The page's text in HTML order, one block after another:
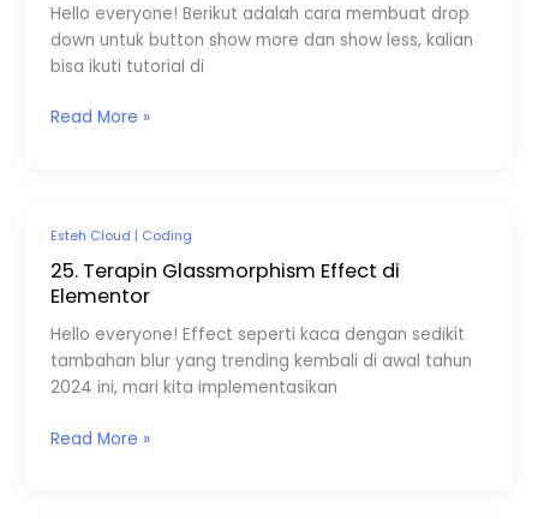
Hello everyone! Berikut adalah cara membuat drop
down untuk button show more dan show less, kalian
bisa ikuti tutorial di
Show
More
&
Less
Read More »
Esteh Cloud | Coding
25. Terapin Glassmorphism Effect di
Elementor
Hello everyone! Effect seperti kaca dengan sedikit
tambahan blur yang trending kembali di awal tahun
2024 ini, mari kita implementasikan
25.
Terapin
Glassmorphism
di
Elementor
Read More »